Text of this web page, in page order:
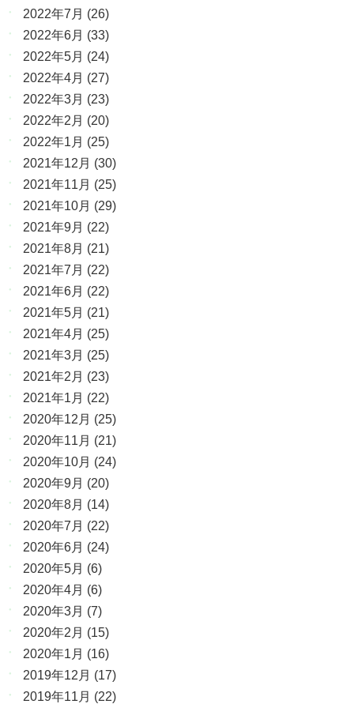
2022年7月 (26)
2022年6月 (33)
2022年5月 (24)
2022年4月 (27)
2022年3月 (23)
2022年2月 (20)
2022年1月 (25)
2021年12月 (30)
2021年11月 (25)
2021年10月 (29)
2021年9月 (22)
2021年8月 (21)
2021年7月 (22)
2021年6月 (22)
2021年5月 (21)
2021年4月 (25)
2021年3月 (25)
2021年2月 (23)
2021年1月 (22)
2020年12月 (25)
2020年11月 (21)
2020年10月 (24)
2020年9月 (20)
2020年8月 (14)
2020年7月 (22)
2020年6月 (24)
2020年5月 (6)
2020年4月 (6)
2020年3月 (7)
2020年2月 (15)
2020年1月 (16)
2019年12月 (17)
2019年11月 (22)